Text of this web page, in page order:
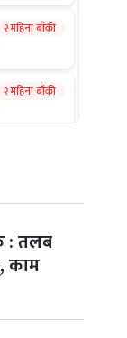
२ महिना बाँकी
२ महिना बाँकी
: तलब
काम